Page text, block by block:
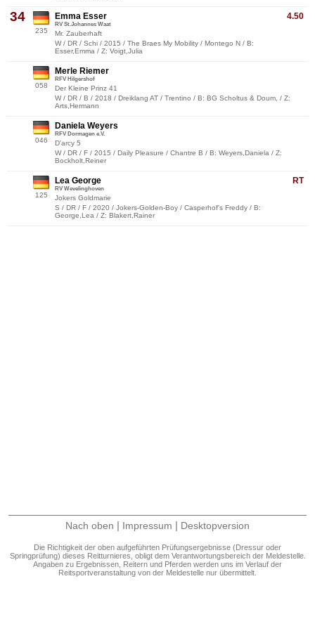
34
235
4.50
Emma Esser
RV St.Johannes Waat
Mr. Zauberhaft
W / DR / Schi / 2015 / The Braes My Mobility / Montego N / B:
Esser,Emma / Z: Voigt,Julia
058
Merle Riemer
RFV Hilgershof
Der Kleine Prinz 41
W / DR / B / 2018 / Dreiklang AT / Trentino / B: BG Scholtus & Doum, / Z:
Arts,Hermann
046
Daniela Weyers
RFV Dormagen e.V.
D'arcy 5
W / DR / F / 2015 / Daily Pleasure / Chantre B / B: Weyers,Daniela / Z:
Bockholt,Reiner
125
RT
Lea George
RV Wevelinghoven
Jokers Goldmarie
S / DR / F / 2020 / Jokers-Golden-Boy / Casperhof's Freddy / B:
George,Lea / Z: Blakert,Rainer
Nach oben | Impressum | Desktopversion
Die Richtigkeit der oben aufgeführten Prüfungsergebnisse (Dressur oder
Springprüfung) dieses Reitturnieres, obligt dem Verantwortungsbereich der Meldestelle.
Angaben zu Ergebnissen, Reitern und Pferden werden uns im Verlauf der
Reitsportveranstaltung von der Meldestelle nur übermittelt.